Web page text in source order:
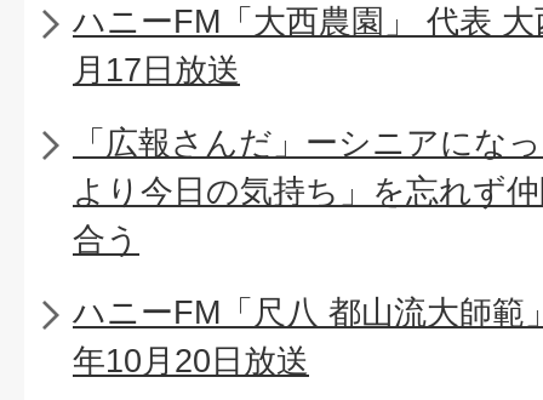
ハニーFM「大西農園」 代表
月17日放送
「広報さんだ」ーシニアにな
より今日の気持ち」を忘れず
合う
ハニーFM「尺八 都山流大師範
年10月20日放送